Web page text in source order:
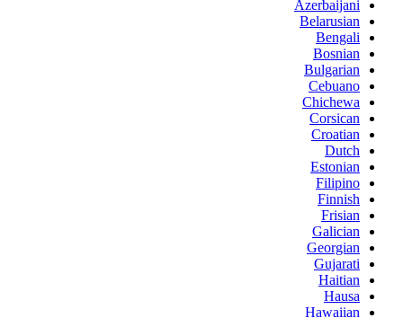
Azerbaijani
Belarusian
Bengali
Bosnian
Bulgarian
Cebuano
Chichewa
Corsican
Croatian
Dutch
Estonian
Filipino
Finnish
Frisian
Galician
Georgian
Gujarati
Haitian
Hausa
Hawaiian